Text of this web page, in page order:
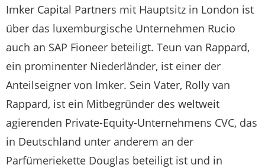
Imker Capital Partners mit Hauptsitz in London ist
über das luxemburgische Unternehmen Rucio
auch an SAP Fioneer beteiligt. Teun van Rappard,
ein prominenter Niederländer, ist einer der
Anteilseigner von Imker. Sein Vater, Rolly van
Rappard, ist ein Mitbegründer des weltweit
agierenden Private-Equity-Unternehmens CVC, das
in Deutschland unter anderem an der
Parfümeriekette Douglas beteiligt ist und in